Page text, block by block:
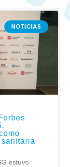
NOTICIAS
estuvo